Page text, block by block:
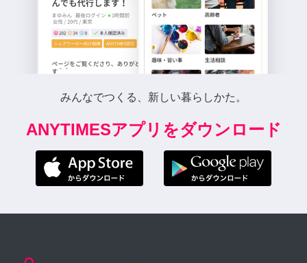
みんなでつくる、新しい暮らしかた。
ANYTIMESアプリをダウンロード